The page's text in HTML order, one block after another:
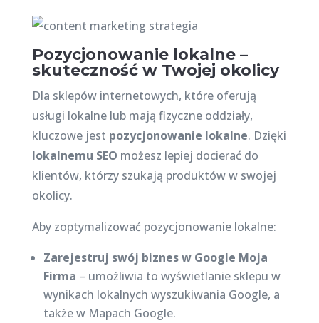
Pozycjonowanie lokalne –
skuteczność w Twojej okolicy
Dla sklepów internetowych, które oferują
usługi lokalne lub mają fizyczne oddziały,
kluczowe jest pozycjonowanie lokalne. Dzięki
lokalnemu SEO możesz lepiej docierać do
klientów, którzy szukają produktów w swojej
okolicy.
Aby zoptymalizować pozycjonowanie lokalne:
Zarejestruj swój biznes w Google Moja
Firma – umożliwia to wyświetlanie sklepu w
wynikach lokalnych wyszukiwania Google, a
także w Mapach Google.